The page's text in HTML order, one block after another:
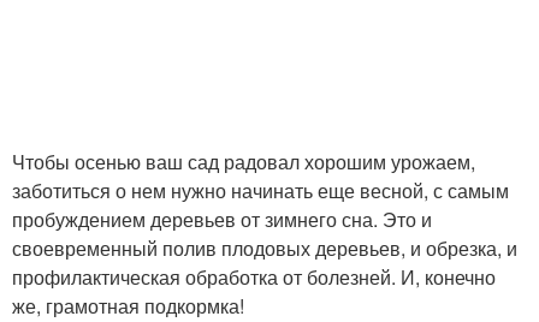
Чтобы осенью ваш сад радовал хорошим урожаем,
заботиться о нем нужно начинать еще весной, с самым
пробуждением деревьев от зимнего сна. Это и
своевременный полив плодовых деревьев, и обрезка, и
профилактическая обработка от болезней. И, конечно
же, грамотная подкормка!